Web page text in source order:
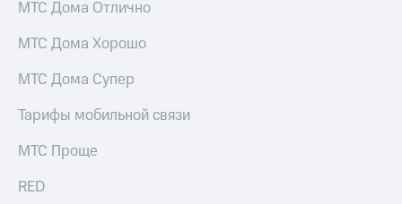
МТС Дома Отлично
МТС Дома Хорошо
МТС Дома Супер
Тарифы мобильной связи
МТС Проще
RED